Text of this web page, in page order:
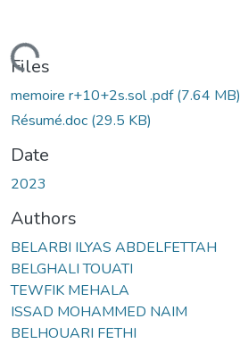
Files
memoire r+10+2s.sol .pdf(7.64 MB)
Résumé.doc (29.5 KB)
Date
2023
Authors
BELARBI ILYAS ABDELFETTAH
BELGHALI TOUATI
TEWFIK MEHALA
ISSAD MOHAMMED NAIM
BELHOUARI FETHI